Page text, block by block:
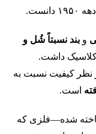
و بند نسبتاً شُل و
داشت.
نظر کیفیت نسبت به
است.
شده—فلزی که